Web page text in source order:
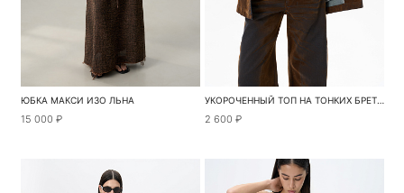
ЮБКА МАКСИ ИЗО ЛЬНА
15 000 ₽
УКОРОЧЕННЫЙ ТОП НА ТОНКИХ БРЕТЕЛЯХ
2 600 ₽